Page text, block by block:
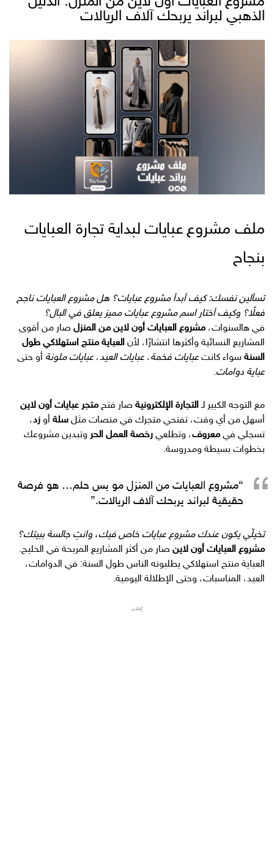
الذهبي لبراند يربحك آلاف الريالات
ملف مشروع عبايات لبداية تجارة العبايات
بنجاح
تسألين نفسك: كيف أبدأ مشروع عبايات؟ هل مشروع العبايات ناجح
فعلًا؟ وكيف أختار اسم مشروع عبايات مميز يعلق في البال؟
في هالسنوات، مشروع العبايات أون لاين من المنزل صار من أقوى
المشاريع النسائية وأكثرها انتشارًا، لأن العباية منتج استهلاكي طول
السنة سواء كانت عبايات فخمة ، عبايات العيد، عبايات ملونة أو حتى
عباية دوامات.
مع التوجه الكبير لـالتجارة الإلكترونية صار فتح متجر عبايات أون لاين
أسهل من أي وقت، تفتحي متجرك في منصات مثل سلة أو زد،
تسجلي في معروف، وتطلعي رخصة العمل الحر وتبدين مشروعك
بخطوات بسيطة ومدروسة.
“مشروع العبايات من المنزل مو بس حلم… هو فرصة
حقيقية لبراند يربحك آلاف الريالات.”
تخيلّي يكون عندك مشروع عبايات خاص فيك، وانتِ جالسة ببيتك؟
مشروع العبايات أون لاين صار من أكثر المشاريع المربحة في الخليج.
العباية منتج استهلاكي يطلبونه الناس طول السنة: في الدوامات،
العيد، المناسبات، وحتى الإطلالة اليومية.
إعلان